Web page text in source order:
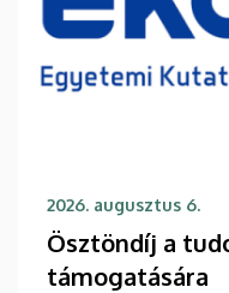
2026. augusztus 6.
Ösztöndíj a
támogatására